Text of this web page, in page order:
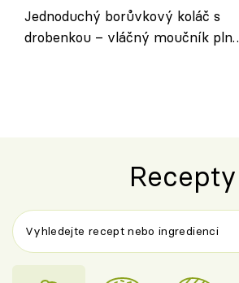
Jednoduchý borůvkový koláč s
drobenkou – vláčný moučník plný
Recepty